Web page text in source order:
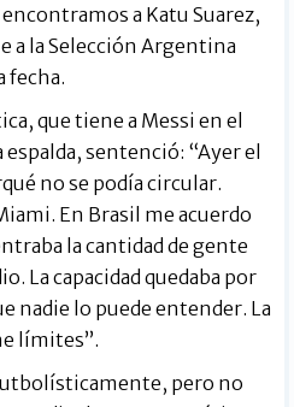
a Katu Suarez,
a la Selección Argentina
fecha.
que tiene a Messi en el
sentenció: “Ayer el
no se podía circular.
En Brasil me acuerdo
la cantidad de gente
La capacidad quedaba por
nadie lo puede entender. La
límites”.
pero no